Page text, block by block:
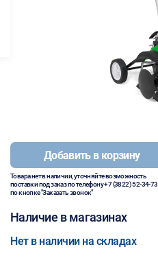
Добавить в корзину
Товара нет в наличии, уточняйте возможность
поставки под заказ по телефону+7 (3822) 52-34-73
по кнопке "Заказать звонок"
Наличие в магазинах
Нет в наличии на складах